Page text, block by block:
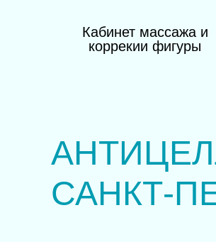
Кабинет массажа и
коррекии фигуры
САНКТ-